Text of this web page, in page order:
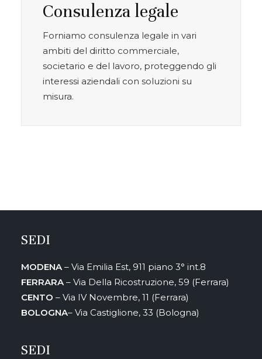
Consulenza legale
Forniamo consulenza legale in vari
ambiti del diritto commerciale,
societario e del lavoro, proteggendo gli
interessi aziendali con soluzioni su
misura.
SEDI
MODENA – Via Emilia Est, 911 piano 3° int.8
FERRARA – Via Della Ricostruzione, 59 (Ferrara)
CENTO – Via IV Novembre, 11 (Ferrara)
BOLOGNA– Via Castiglione, 33 (Bologna)
SEDI